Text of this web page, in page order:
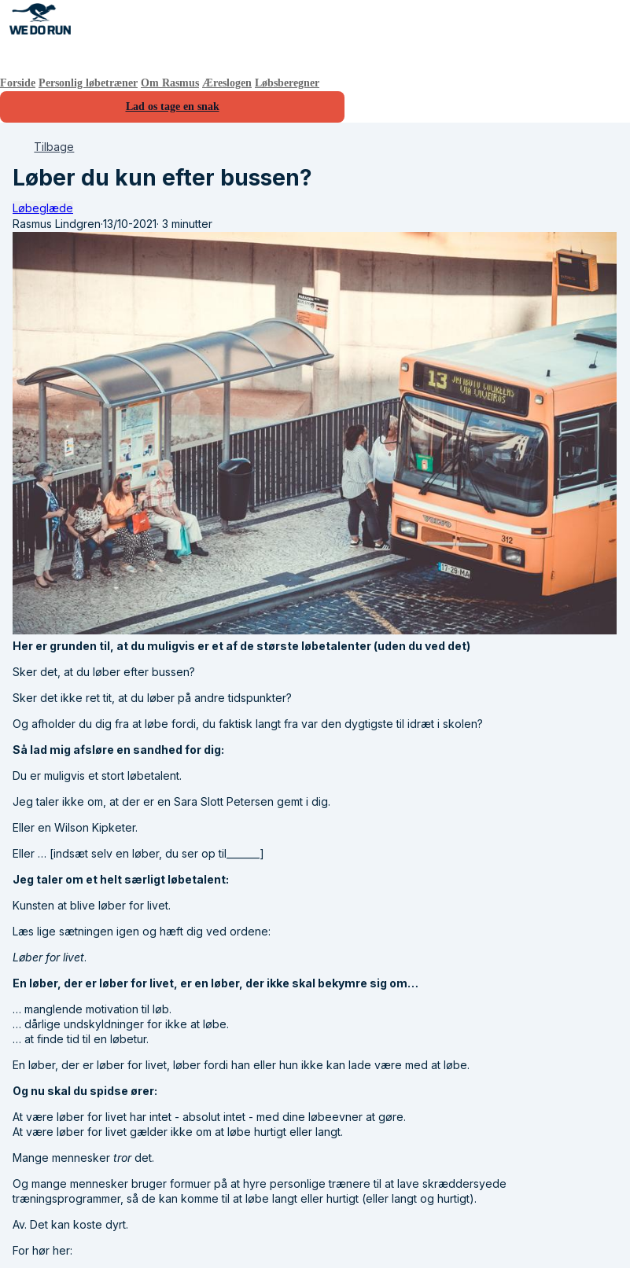
Forside Personlig løbetræner Om Rasmus Æreslogen Løbsberegner
Lad os tage en snak
Tilbage
Løber du kun efter bussen?
Løbeglæde
Rasmus Lindgren·13/10-2021· 3 minutter
Her er grunden til, at du muligvis er et af de største løbetalenter (uden du ved det)
Sker det, at du løber efter bussen?
Sker det ikke ret tit, at du løber på andre tidspunkter?
Og afholder du dig fra at løbe fordi, du faktisk langt fra var den dygtigste til idræt i skolen?
Så lad mig afsløre en sandhed for dig:
Du er muligvis et stort løbetalent.
Jeg taler ikke om, at der er en Sara Slott Petersen gemt i dig.
Eller en Wilson Kipketer.
Eller … [indsæt selv en løber, du ser op til_______]
Jeg taler om et helt særligt løbetalent:
Kunsten at blive løber for livet.
Læs lige sætningen igen og hæft dig ved ordene:
Løber for livet.
En løber, der er løber for livet, er en løber, der ikke skal bekymre sig om…
… manglende motivation til løb.
… dårlige undskyldninger for ikke at løbe.
… at finde tid til en løbetur.
En løber, der er løber for livet, løber fordi han eller hun ikke kan lade være med at løbe.
Og nu skal du spidse ører:
At være løber for livet har intet - absolut intet - med dine løbeevner at gøre.
At være løber for livet gælder ikke om at løbe hurtigt eller langt.
Mange mennesker trordet.
Og mange mennesker bruger formuer på at hyre personlige trænere til at lave skræddersyede
træningsprogrammer, så de kan komme til at løbe langt eller hurtigt (eller langt og hurtigt).
Av. Det kan koste dyrt.
For hør her: